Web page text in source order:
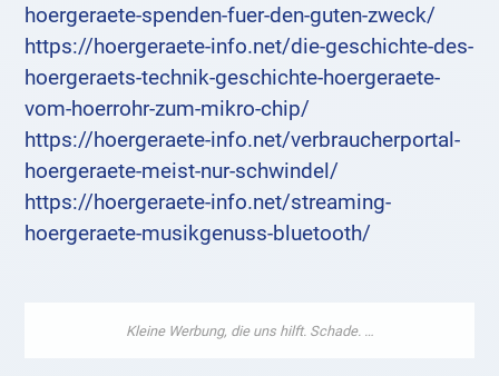
hoergeraete-spenden-fuer-den-guten-zweck/
https://hoergeraete-info.net/die-geschichte-des-
hoergeraets-technik-geschichte-hoergeraete-
vom-hoerrohr-zum-mikro-chip/
https://hoergeraete-info.net/verbraucherportal-
hoergeraete-meist-nur-schwindel/
https://hoergeraete-info.net/streaming-
hoergeraete-musikgenuss-bluetooth/